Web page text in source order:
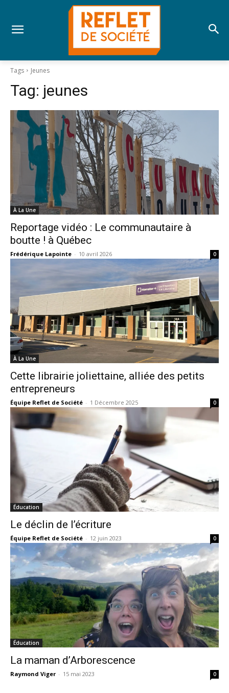
Tags Jeunes
Tag: jeunes
À La Une
Reportage vidéo : Le communautaire à
boutte ! à Québec
Frédérique Lapointe - 10 avril 2026 0
À La Une
Cette librairie joliettaine, alliée des petits
entrepreneurs
Équipe Reflet de Société - 1 Décembre 2025 0
Éducation
Le déclin de l’écriture
Équipe Reflet de Société - 12 juin 2023 0
Éducation
La maman d’Arborescence
Raymond Viger - 15 mai 2023 0